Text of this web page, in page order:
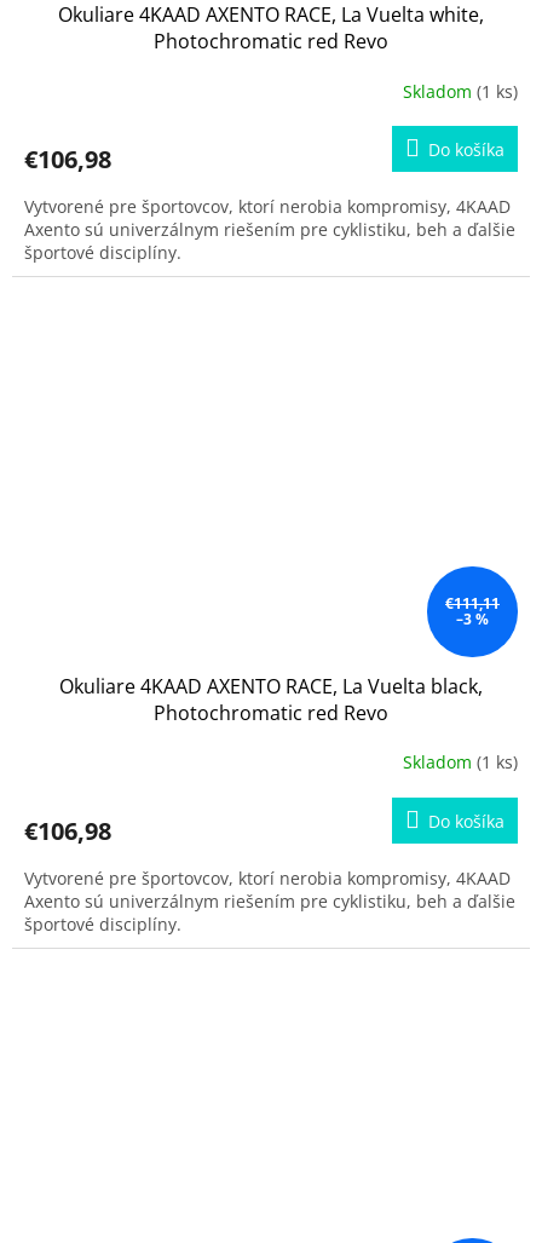
Okuliare 4KAAD AXENTO RACE, La Vuelta white,
Photochromatic red Revo
Skladom (1 ks)
€106,98 Do košíka
Vytvorené pre športovcov, ktorí nerobia kompromisy, 4KAAD
Axento sú univerzálnym riešením pre cyklistiku, beh a ďalšie
športové disciplíny.
€111,11
–3 %
Okuliare 4KAAD AXENTO RACE, La Vuelta black,
Photochromatic red Revo
Skladom (1 ks)
€106,98 Do košíka
Vytvorené pre športovcov, ktorí nerobia kompromisy, 4KAAD
Axento sú univerzálnym riešením pre cyklistiku, beh a ďalšie
športové disciplíny.